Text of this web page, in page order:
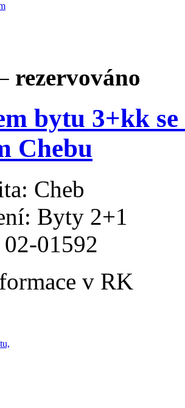
rezervováno
bytu 3+kk
Chebu
Cheb
Byty 2+1
01592
v RK